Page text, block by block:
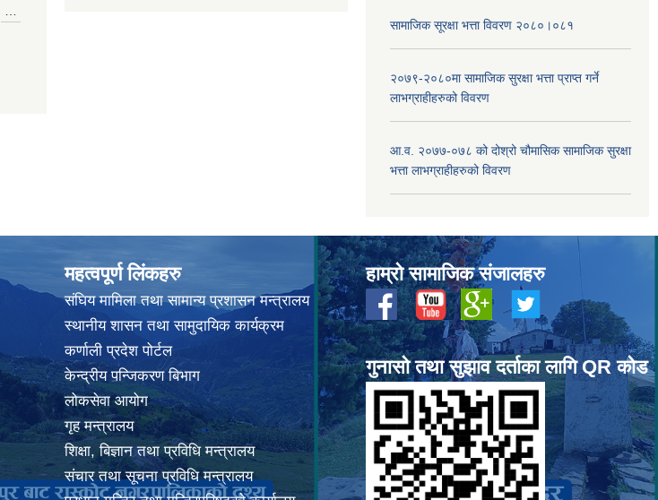
सामाजिक सूरक्षा भत्ता विवरण २०८०।०८१
२०७९-२०८०मा सामाजिक सुरक्षा भत्ता प्राप्त गर्ने
लाभग्राहीहरुको विवरण
आ.व. २०७७-०७८ को दोश्रो चौमासिक सामाजिक सुरक्षा
भत्ता लाभग्राहीहरुको विवरण
महत्वपूर्ण लिंकहरु
संघिय मामिला तथा सामान्य प्रशासन मन्त्रालय
स्थानीय शासन तथा सामुदायिक कार्यक्रम
कर्णाली प्रदेश पोर्टल
केन्द्रीय पन्जिकरण बिभाग
लोकसेवा आयोग
गृह मन्त्रालय
शिक्षा, बिज्ञान तथा प्रविधि मन्त्रालय
संचार तथा सूचना प्रविधि मन्त्रालय
हाम्रो सामाजिक संजालहरु
गुनासो तथा सुझाव दर्ताका लागि QR कोड